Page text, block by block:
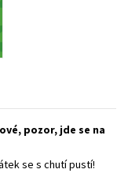
pozor, jde se na
se s chutí pustí!